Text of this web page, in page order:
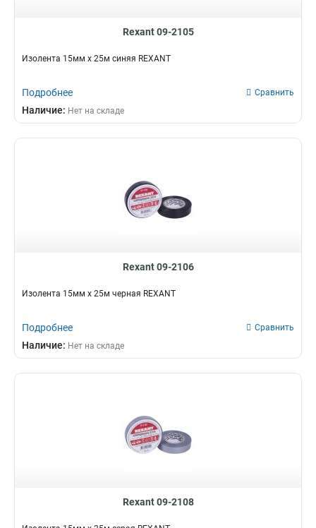
Rexant 09-2105
Изолента 15мм х 25м синяя REXANT
Подробнее Сравнить
Наличие: Нет на складе
Rexant 09-2106
Изолента 15мм х 25м черная REXANT
Подробнее Сравнить
Наличие: Нет на складе
Rexant 09-2108